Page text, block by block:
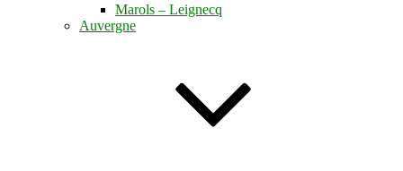
Marols – Leignecq
Auvergne